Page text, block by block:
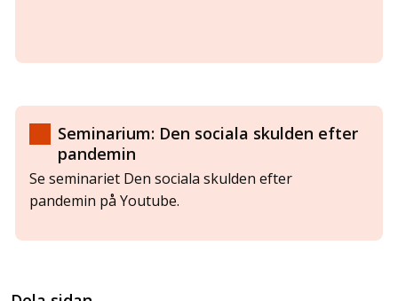
Seminarium: Den sociala skulden efter
pandemin
Se seminariet Den sociala skulden efter
pandemin på Youtube.